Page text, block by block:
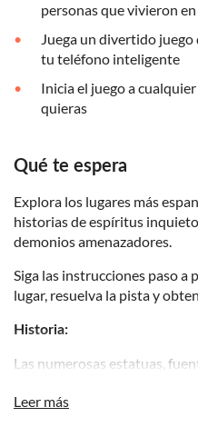
personas que vivieron
Juega un divertido
tu teléfono inteligente
Inicia el juego a
quieras
Qué te espera
Explora los lugares más
historias de espíritus
demonios amenazadores.
Siga las instrucciones paso a
lugar, resuelva la pista y
Historia:
Las numerosas estatuas,
una de las 3 organizaciones
Leer más